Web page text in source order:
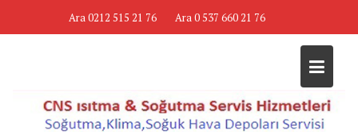
Ara 0212 515 21 76 Ara 0 537 660 21 76